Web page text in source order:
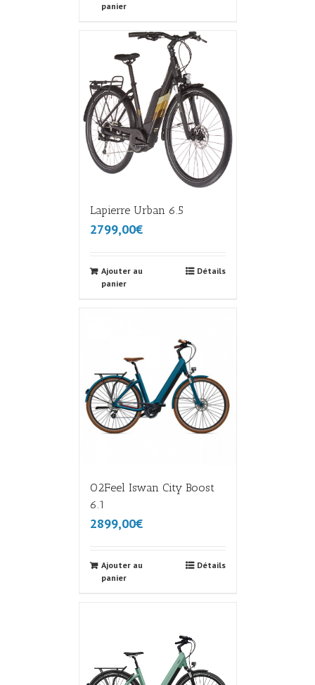
panier
Lapierre Urban 6.5
2799,00€
Ajouter au
panier
Détails
O2Feel Iswan City Boost
6.1
2899,00€
Ajouter au
panier
Détails